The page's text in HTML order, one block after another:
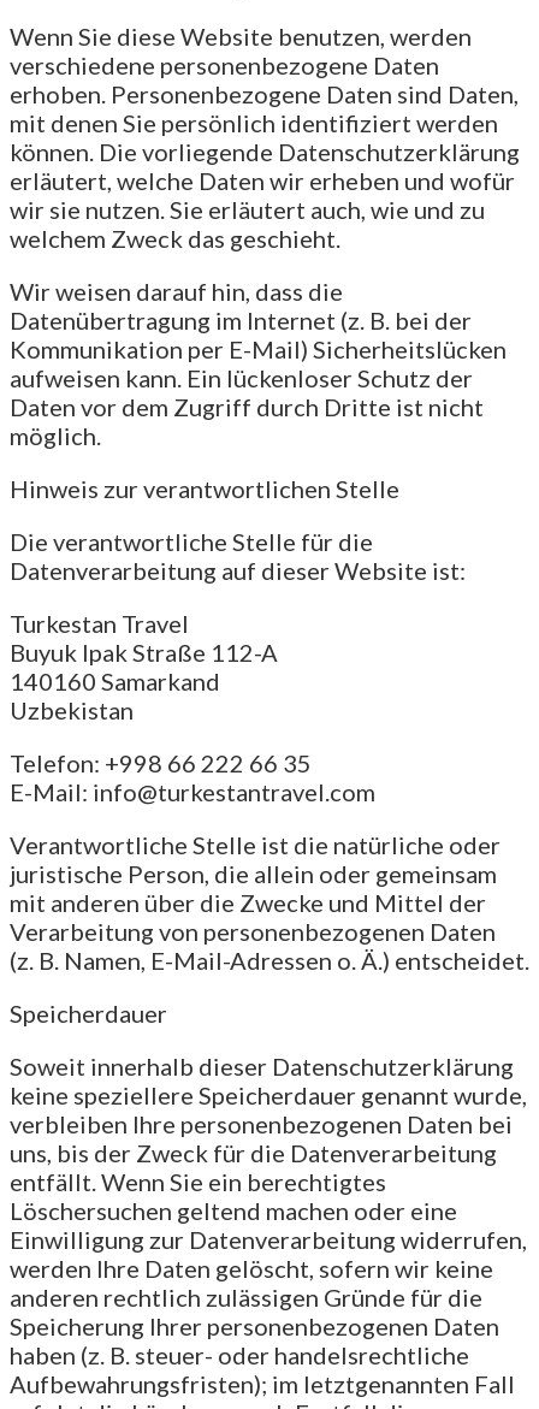
Wenn Sie diese Website benutzen, werden
verschiedene personenbezogene Daten
erhoben. Personenbezogene Daten sind Daten,
mit denen Sie persönlich identifiziert werden
können. Die vorliegende Datenschutzerklärung
erläutert, welche Daten wir erheben und wofür
wir sie nutzen. Sie erläutert auch, wie und zu
welchem Zweck das geschieht.
Wir weisen darauf hin, dass die
Datenübertragung im Internet (z. B. bei der
Kommunikation per E-Mail) Sicherheitslücken
aufweisen kann. Ein lückenloser Schutz der
Daten vor dem Zugriff durch Dritte ist nicht
möglich.
Hinweis zur verantwortlichen Stelle
Die verantwortliche Stelle für die
Datenverarbeitung auf dieser Website ist:
Turkestan Travel
Buyuk Ipak Straße 112-A
140160 Samarkand
Uzbekistan
Telefon: +998 66 222 66 35
E-Mail: info@turkestantravel.com
Verantwortliche Stelle ist die natürliche oder
juristische Person, die allein oder gemeinsam
mit anderen über die Zwecke und Mittel der
Verarbeitung von personenbezogenen Daten
(z. B. Namen, E-Mail-Adressen o. Ä.) entscheidet.
Speicherdauer
Soweit innerhalb dieser Datenschutzerklärung
keine speziellere Speicherdauer genannt wurde,
verbleiben Ihre personenbezogenen Daten bei
uns, bis der Zweck für die Datenverarbeitung
entfällt. Wenn Sie ein berechtigtes
Löschersuchen geltend machen oder eine
Einwilligung zur Datenverarbeitung widerrufen,
werden Ihre Daten gelöscht, sofern wir keine
anderen rechtlich zulässigen Gründe für die
Speicherung Ihrer personenbezogenen Daten
haben (z. B. steuer- oder handelsrechtliche
Aufbewahrungsfristen); im letztgenannten Fall